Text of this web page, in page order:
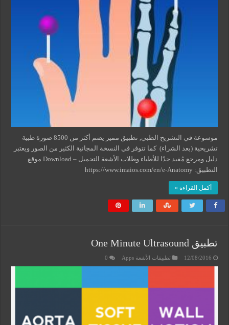
موسوعة في التشريح الطبي, تطبيق مميز يضم أكثر من 8500 صورة طبية
تشريحية (بعد الشراء) كما تتوفر في النسخة المجانية الكثير من الصور ويعتبر
دليل ومرجع مُفيد جدًا للأطباء وطلاب الأشعة التحميل – Download موقع
التطبيق: https://www.imaios.com/en/e-Anatomy
أكمل القراءة »
تطبيق One Minute Ultrasound
12/08/2016 تطبيقات الأشعة Apps 0